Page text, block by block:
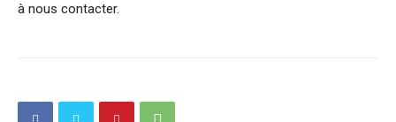
à nous contacter.